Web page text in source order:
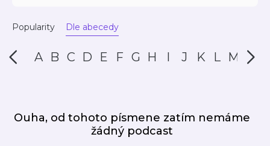
Popularity Dle abecedy
A B C D E F G H I J K L M N
Ouha, od tohoto písmene zatím nemáme
žádný podcast